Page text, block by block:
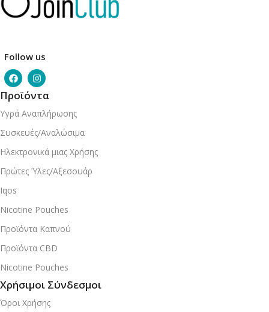
Follow us
Προϊόντα
Υγρά Αναπλήρωσης
Συσκευές/Αναλώσιμα
Ηλεκτρονικά μιας Χρήσης
Πρώτες Ύλες/Αξεσουάρ
Iqos
Nicotine Pouches
Προϊόντα Καπνού
Προϊόντα CBD
Nicotine Pouches
Χρήσιμοι Σύνδεσμοι
Όροι Χρήσης